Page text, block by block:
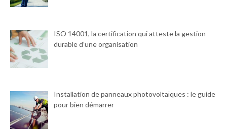
ISO 14001, la certification qui atteste la gestion
durable d’une organisation
Installation de panneaux photovoltaïques : le guide
pour bien démarrer